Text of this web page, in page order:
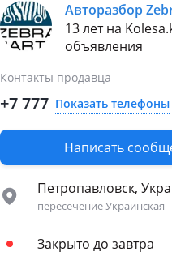
2004 - 2006
рестайлинг
2006 - 2009
рестайлинг
Авторазбор
13 лет на
объявления
Контакты продавца
+7 777 Показать телефоны
Написать
Петропавловск,
пересечение
Закрыто до завтра